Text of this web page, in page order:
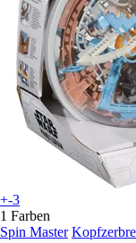
+-3
1 Farben
Spin Master